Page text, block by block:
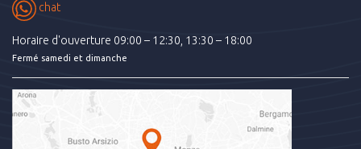
chat
Horaire d'ouverture 09:00 – 12:30, 13:30 – 18:00
Fermé samedi et dimanche